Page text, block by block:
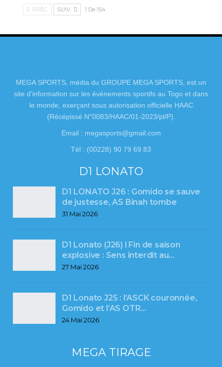
PRÉC. SUIV. 1 De 154
MEGA SPORTS, média du GROUPE MEGA SPORTS, est un
site d’information sur les événements sportifs au Togo et dans
le monde, exerçant sous autorisation officielle HAAC
(Récépissé N°0083/HAAC/01-2023/pl/P).
Email : megasports@gmail.com
Tél : (00228) 90 79 69 83
D1 LONATO
D1 LONATO J26 : Gomido se sauve
de justesse, AS Binah tombe
31 Mai 2026
D1 Lonato (J26) l Fin de saison
explosive : Sens interdit au…
27 Mai 2026
D1 Lonato J25 : l’ASCK couronnée,
Gomido et l’AS OTR…
24 Mai 2026
MEGA TIRAGE